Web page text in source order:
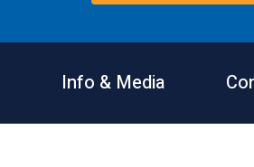
Info & Media